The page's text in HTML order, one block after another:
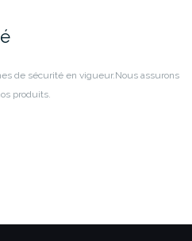
de sécurité en vigueur.Nous assurons
produits.